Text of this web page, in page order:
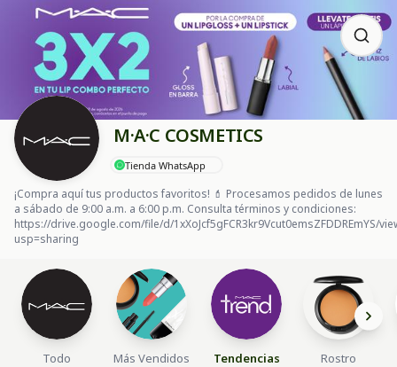
M·A·C COSMETICS
Tienda WhatsApp
¡Compra aquí tus productos favoritos! 💄 Procesamos pedidos de lunes
a sábado de 9:00 a.m. a 6:00 p.m. Consulta términos y condiciones:
https://drive.google.com/file/d/1xXoJcf5gFCR3kr9Vcut0emsZFDDREmYS/
usp=sharing
Todo Más Vendidos Tendencias Rostro